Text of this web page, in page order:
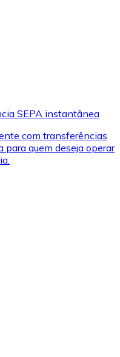
SEPA instantânea
com transferências
para quem deseja operar